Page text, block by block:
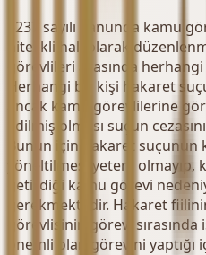
5237 sayılı kanunda kamu
nitelikli hali olarak
görevlileri arasında
Herhangi bir kişi hakaret
ancak kamu görevlilerine
edilmiş olması suçun
Bunun için hakaret
yöneltilmesi yeterli
getirdiği kamu görevi
gerekmektedir. Hakaret
görevlisinin görevi
önemli olan görevini yaptığı